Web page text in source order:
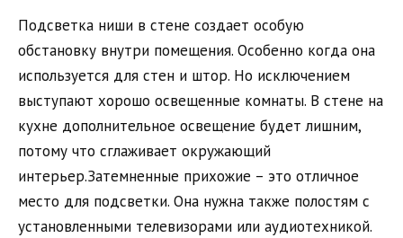
Подсветка ниши в стене создает особую
обстановку внутри помещения. Особенно когда она
используется для стен и штор. Но исключением
выступают хорошо освещенные комнаты. В стене на
кухне дополнительное освещение будет лишним,
потому что сглаживает окружающий
интерьер.Затемненные прихожие – это отличное
место для подсветки. Она нужна также полостям с
установленными телевизорами или аудиотехникой.